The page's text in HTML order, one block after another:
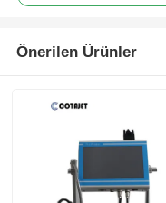
Önerilen Ürünler